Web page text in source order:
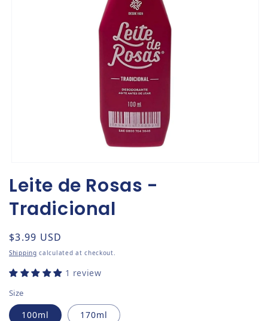
Leite de Rosas -
Tradicional
Regular price
$3.99 USD
Shipping calculated at checkout.
1 review
Size
100ml 170ml